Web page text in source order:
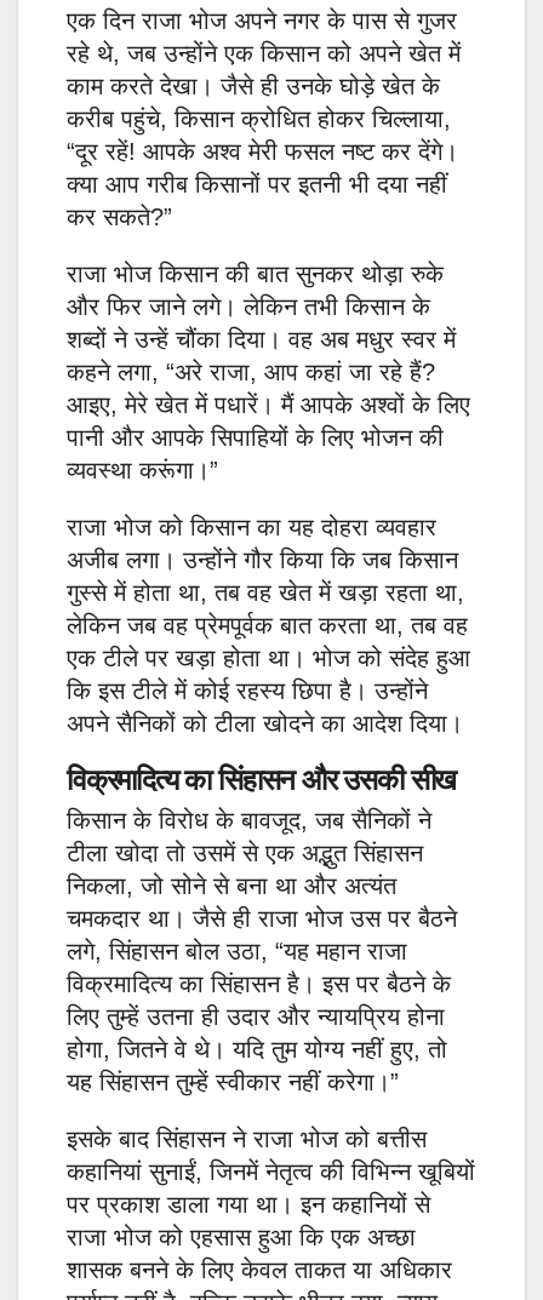
एक दिन राजा भोज अपने नगर के पास से गुजर
रहे थे, जब उन्होंने एक किसान को अपने खेत में
काम करते देखा। जैसे ही उनके घोड़े खेत के
करीब पहुंचे, किसान क्रोधित होकर चिल्लाया,
“दूर रहें! आपके अश्व मेरी फसल नष्ट कर देंगे।
क्या आप गरीब किसानों पर इतनी भी दया नहीं
कर सकते?”
राजा भोज किसान की बात सुनकर थोड़ा रुके
और फिर जाने लगे। लेकिन तभी किसान के
शब्दों ने उन्हें चौंका दिया। वह अब मधुर स्वर में
कहने लगा, “अरे राजा, आप कहां जा रहे हैं?
आइए, मेरे खेत में पधारें। मैं आपके अश्वों के लिए
पानी और आपके सिपाहियों के लिए भोजन की
व्यवस्था करूंगा।”
राजा भोज को किसान का यह दोहरा व्यवहार
अजीब लगा। उन्होंने गौर किया कि जब किसान
गुस्से में होता था, तब वह खेत में खड़ा रहता था,
लेकिन जब वह प्रेमपूर्वक बात करता था, तब वह
एक टीले पर खड़ा होता था। भोज को संदेह हुआ
कि इस टीले में कोई रहस्य छिपा है। उन्होंने
अपने सैनिकों को टीला खोदने का आदेश दिया।
विक्रमादित्य का सिंहासन और उसकी सीख
किसान के विरोध के बावजूद, जब सैनिकों ने
टीला खोदा तो उसमें से एक अद्भुत सिंहासन
निकला, जो सोने से बना था और अत्यंत
चमकदार था। जैसे ही राजा भोज उस पर बैठने
लगे, सिंहासन बोल उठा, “यह महान राजा
विक्रमादित्य का सिंहासन है। इस पर बैठने के
लिए तुम्हें उतना ही उदार और न्यायप्रिय होना
होगा, जितने वे थे। यदि तुम योग्य नहीं हुए, तो
यह सिंहासन तुम्हें स्वीकार नहीं करेगा।”
इसके बाद सिंहासन ने राजा भोज को बत्तीस
कहानियां सुनाईं, जिनमें नेतृत्व की विभिन्न खूबियों
पर प्रकाश डाला गया था। इन कहानियों से
राजा भोज को एहसास हुआ कि एक अच्छा
शासक बनने के लिए केवल ताकत या अधिकार